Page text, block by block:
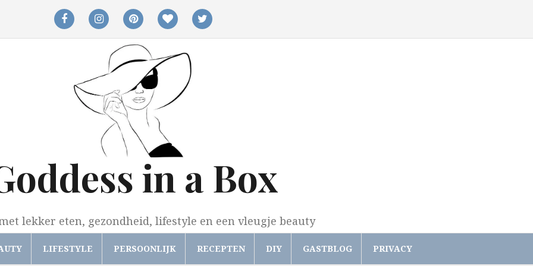
facebookinstagrampinterestbloglovintwitter
in a Box
lekker eten, gezondheid, lifestyle en een vleugje beauty
LIFESTYLE PERSOONLIJK RECEPTEN DIY GASTBLOG PRIVACY